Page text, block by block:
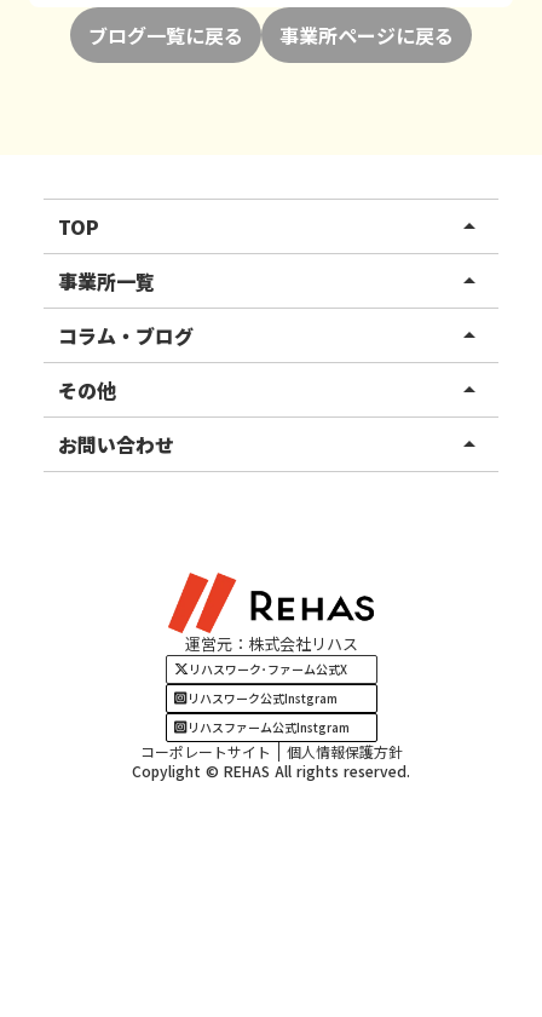
ブログ一覧に戻る 事業所ページに戻る
TOP arrow_drop_up
リハスワーク
リハスファーム
事業所一覧 arrow_drop_up
関東エリア
東北エリア
甲信越エリア
四国・九州エリア
コラム・ブログ arrow_drop_up
事業所ブログ
ご利用者様の声
その他 arrow_drop_up
お知らせ
お問い合わせ arrow_drop_up
運営元：株式会社リハス
リハスワーク･ファーム公式X
リハスワーク公式Instgram
リハスファーム公式Instgram
コーポレートサイト
個人情報保護方針
Copylight © REHAS All rights reserved.